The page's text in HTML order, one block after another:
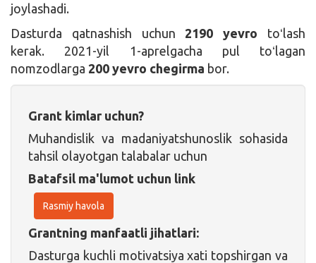
joylashadi.
Dasturda qatnashish uchun 2190 yevro toʻlash
kerak. 2021-yil 1-aprelgacha pul toʻlagan
nomzodlarga 200 yevro chegirma bor.
Grant kimlar uchun?
Muhandislik va madaniyatshunoslik sohasida
tahsil olayotgan talabalar uchun
Batafsil ma'lumot uchun link
Rasmiy havola
Grantning manfaatli jihatlari:
Dasturga kuchli motivatsiya xati topshirgan va